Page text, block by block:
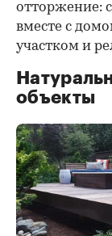
отторжение:
вместе с
участком и
объекты